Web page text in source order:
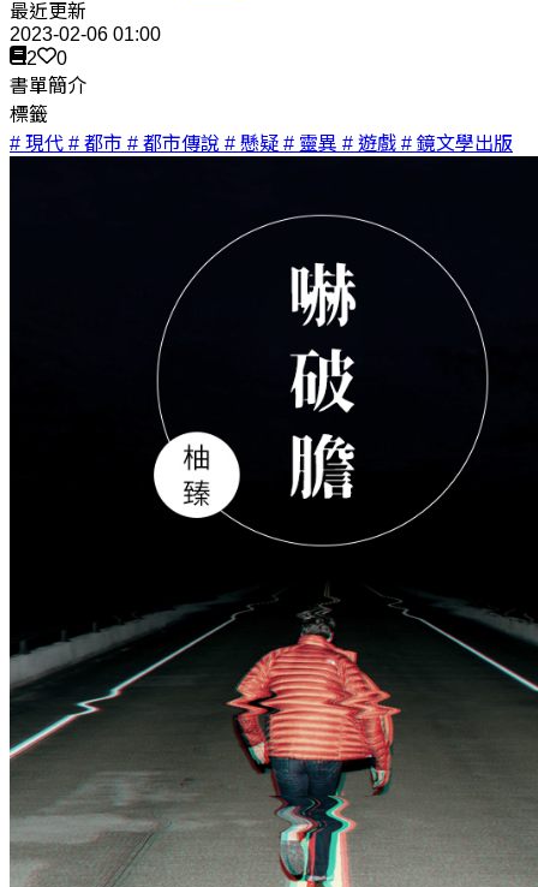
最近更新
2023-02-06 01:00
2
0
書單簡介
標籤
# 現代 # 都市 # 都市傳說 # 懸疑 # 靈異 # 遊戲 # 鏡文學出版